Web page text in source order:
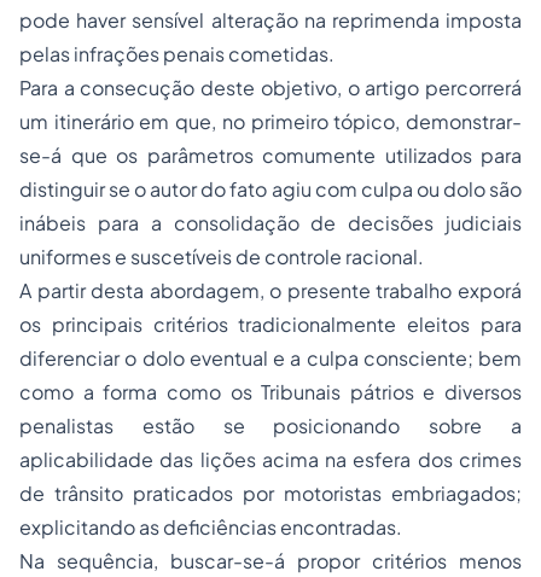
pode haver sensível alteração na reprimenda imposta
pelas infrações penais cometidas.
Para a consecução deste objetivo, o artigo percorrerá
um itinerário em que, no primeiro tópico, demonstrar-
se-á que os parâmetros comumente utilizados para
distinguir se o autor do fato agiu com culpa ou dolo são
inábeis para a consolidação de decisões judiciais
uniformes e suscetíveis de controle racional.
A partir desta abordagem, o presente trabalho exporá
os principais critérios tradicionalmente eleitos para
diferenciar o dolo eventual e a culpa consciente; bem
como a forma como os Tribunais pátrios e diversos
penalistas estão se posicionando sobre a
aplicabilidade das lições acima na esfera dos crimes
de trânsito praticados por motoristas embriagados;
explicitando as deficiências encontradas.
Na sequência, buscar-se-á propor critérios menos